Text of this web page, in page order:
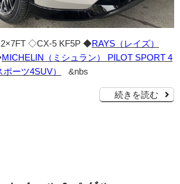
◇CX-5 KF5P ◆RAYS（レイズ）
MICHELIN（ミシュラン） PILOT SPORT 4
ーツ4SUV）
&nbs
続きを読む